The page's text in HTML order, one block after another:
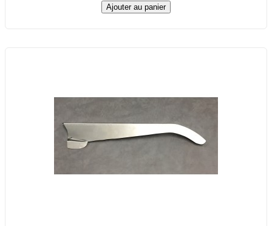
Ajouter au panier